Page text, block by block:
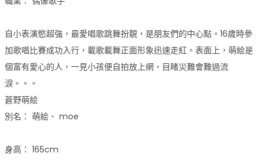
自小表演慾超強，最愛唱歌跳舞扮靚，是朋友們的中心點。16歲時參
加歌唱比賽成功入行，載歌載舞正面形象迅速走紅。表面上，萌絵是
個富有愛心的人，一見小孩便自拍放上網，目睹災難會難過流
淚。。。
蒼野萌絵
別名： 萌絵、 moe
身高： 165cm